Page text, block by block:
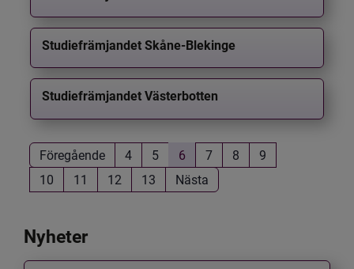
Studiefrämjandet Skåne-Blekinge
Studiefrämjandet Västerbotten
Föregående 4 5 6 7 8
9
10
11 12 13 Nästa
Nyheter